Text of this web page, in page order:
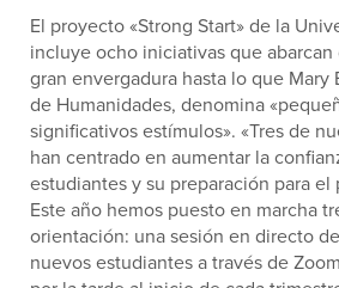
El proyecto «Strong Start» de la
incluye ocho iniciativas que
gran envergadura hasta lo que Mary
de Humanidades, denomina
significativos estímulos». «Tres de
han centrado en aumentar la
estudiantes y su preparación para el
Este año hemos puesto en marcha
orientación: una sesión en directo
nuevos estudiantes a través de